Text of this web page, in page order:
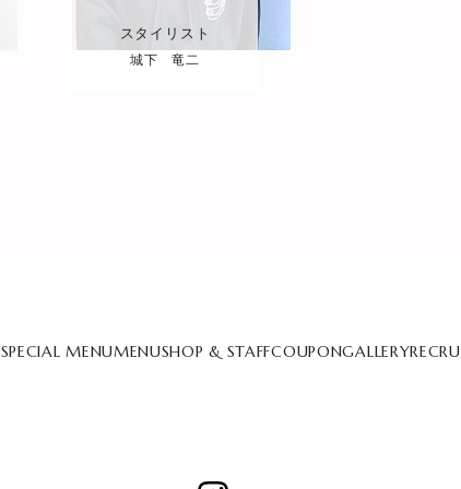
スタイリスト
城下 竜二
SPECIAL MENUMENUSHOP & STAFFCOUPONGALLERY